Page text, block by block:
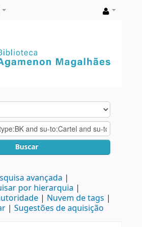
Buscar
avançada
por hierarquia
Nuvem de tags
Sugestões de aquisição